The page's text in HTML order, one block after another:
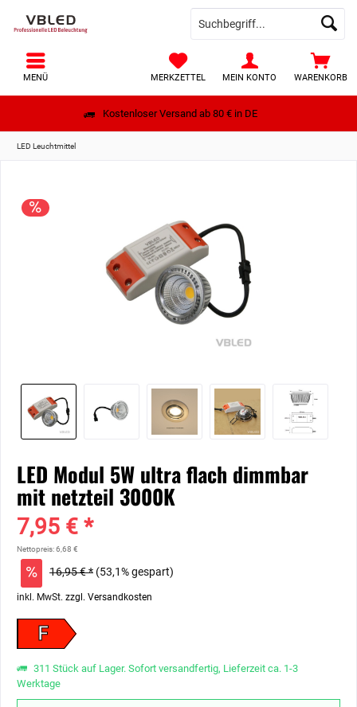
Kostenloser Versand ab 80 € in DE
WARENKORB
MERKZETTEL MEIN KONTO
MENÜ
LED Leuchtmittel
LED Modul 5W ultra flach dimmbar
mit netzteil 3000K
7,95 € *
Nettopreis: 6,68 €
16,95 € * (53,1% gespart)
inkl. MwSt. zzgl. Versandkosten
F
311 Stück auf Lager. Sofort versandfertig, Lieferzeit ca. 1-3
Werktage